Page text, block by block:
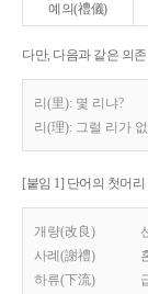
예의(禮儀)
다만, 다음과 같은 의
리(里): 몇 리냐?
리(理): 그럴 리가
[붙임 1] 단어의 첫머
개량(改良)
사례(謝禮)
하류(下流)